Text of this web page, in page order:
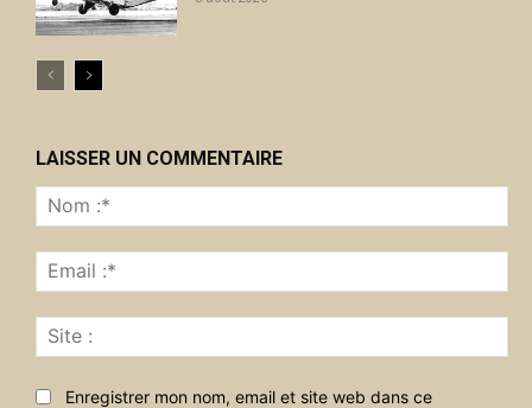
LAISSER UN COMMENTAIRE
:*
:*
:
Enregistrer mon nom, email et site web dans ce